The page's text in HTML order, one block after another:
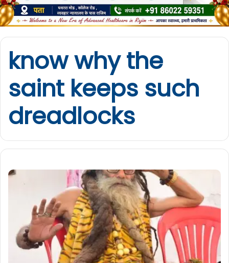
know why the
saint keeps such
dreadlocks